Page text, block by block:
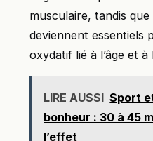
musculaire, tandis
deviennent essentiels
oxydatif lié à l’âge et à
LIRE AUSSI Sport
bonheur : 30 à 45
l’effet